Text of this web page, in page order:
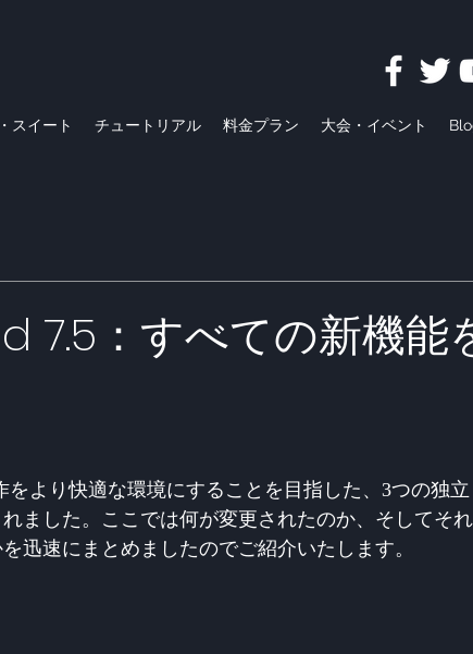
スイート チュートリアル 料金プラン 大会・イベント
7.5：すべての新機能
をより快適な環境にすることを目指した、3つの独
れました。ここでは何が変更されたのか、そしてそ
迅速にまとめましたのでご紹介いたします。